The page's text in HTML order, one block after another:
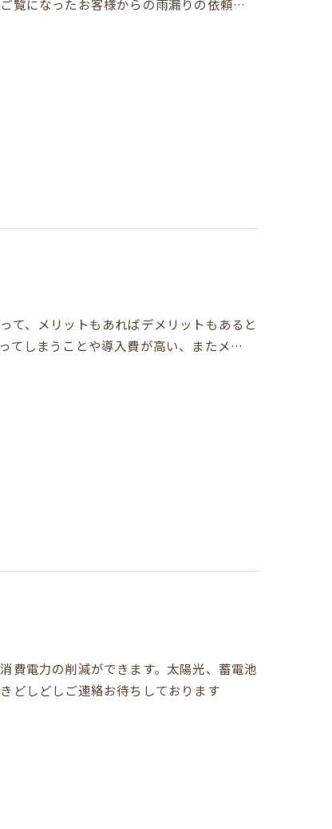
覧になったお客様からの雨漏りの依頼…
て、メリットもあればデメリットもあると
てしまうことや導入費が高い、またメ…
費電力の削減ができます。太陽光、蓄電池
どしどしご連絡お待ちしております